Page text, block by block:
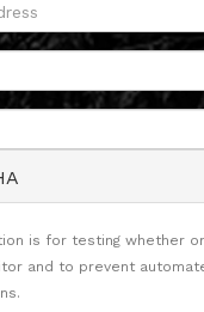
is for testing whether
and to prevent